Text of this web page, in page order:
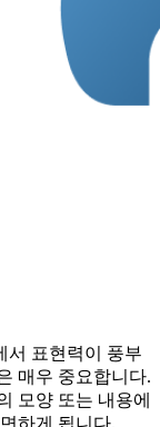
서 표현력이 풍부
매우 중요합니다.
모양 또는 내용에
하게 됩니다.